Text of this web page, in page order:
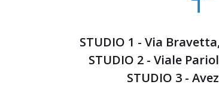
STUDIO 1 - Via
STUDIO 2 - Viale
STUDIO 3 -